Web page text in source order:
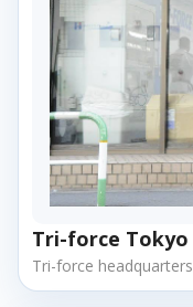
Tri-force Tokyo
Tri-force headquarters